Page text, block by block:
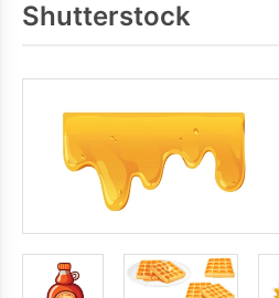
Shutterstock